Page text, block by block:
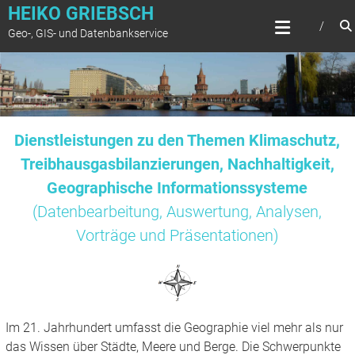
Zum
springen
HEIKO GRIEBSCH
Geo-, GIS- und Datenbankservice
Dienstleistungen zu den Themen Klimaschutz,
Treibhausgasbilanzierungen, Nachhaltigkeit,
Geographische Informationssysteme
(Datenbearbeitung, Auswertung, Analysen,
Vorträge und Präsentationen)
Im 21. Jahrhundert umfasst die Geographie viel mehr als nur
das Wissen über Städte, Meere und Berge. Die Schwerpunkte